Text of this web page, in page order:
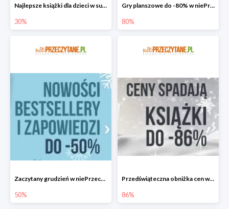
Najlepsze książki dla dzieci w super cenie w niePrzeczytane.pl
30%
Gry planszowe do -80% w niePrzeczytane.pl
80%
Zaczytany grudzień w niePrzeczytane.pl do -50%
50%
Przedświąteczna obniżka cen w niePrzeczytane.pl do -86%
86%